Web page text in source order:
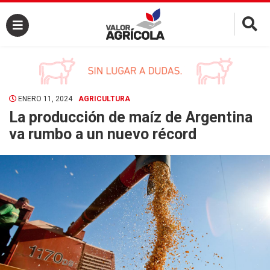
×
ENERO 11, 2024 AGRICULTURA
La producción de maíz de Argentina
va rumbo a un nuevo récord